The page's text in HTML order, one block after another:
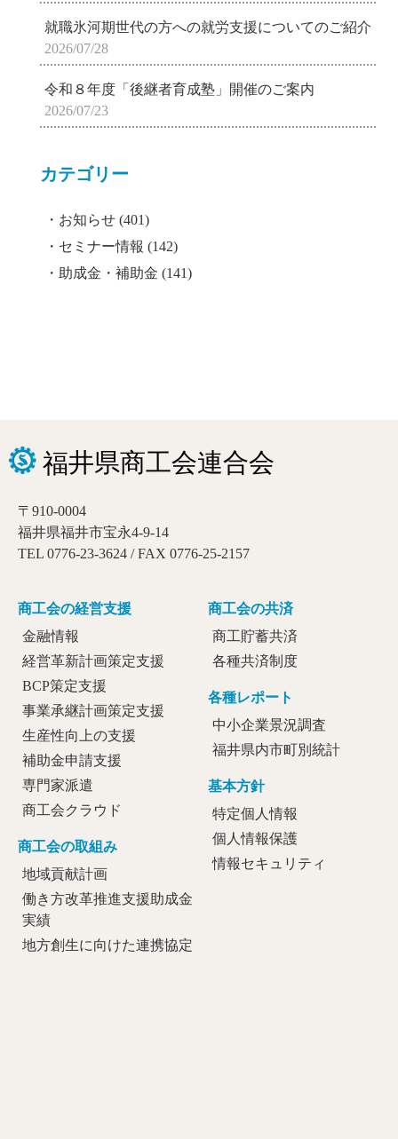
就職氷河期世代の方への就労支援についてのご紹介
2026/07/28
令和８年度「後継者育成塾」開催のご案内
2026/07/23
カテゴリー
お知らせ (401)
セミナー情報 (142)
助成金・補助金 (141)
〒910-0004
福井県福井市宝永4-9-14
TEL 0776-23-3624 / FAX 0776-25-2157
商工会の経営支援
金融情報
経営革新計画策定支援
BCP策定支援
事業承継計画策定支援
生産性向上の支援
補助金申請支援
専門家派遣
商工会クラウド
商工会の取組み
地域貢献計画
働き方改革推進支援助成金
実績
地方創生に向けた連携協定
商工会の共済
商工貯蓄共済
各種共済制度
各種レポート
中小企業景況調査
福井県内市町別統計
基本方針
特定個人情報
個人情報保護
情報セキュリティ